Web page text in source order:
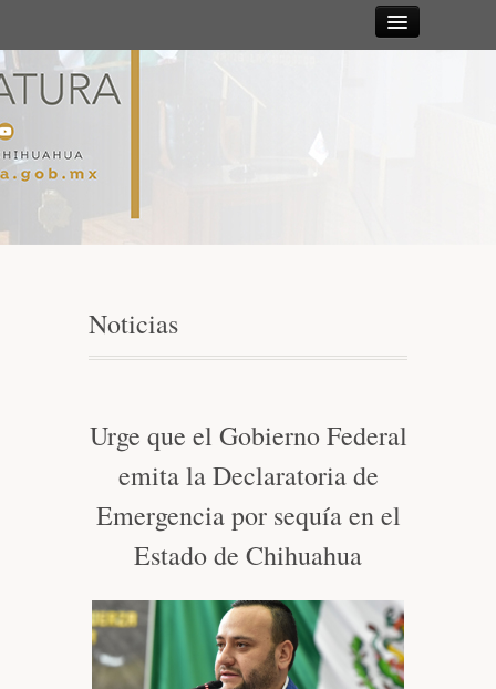
Mesa Directiva y Diputación Permanente
Comisiones
Biblioteca
Secretarías
Transparencia
Noticias
Urge que el Gobierno Federal
emita la Declaratoria de
Emergencia por sequía en el
Estado de Chihuahua